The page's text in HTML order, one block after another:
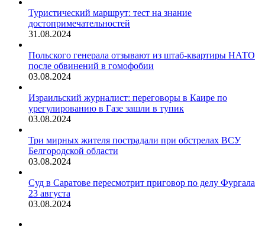
Туристический маршрут: тест на знание
достопримечательностей
31.08.2024
Польского генерала отзывают из штаб-квартиры НАТО
после обвинений в гомофобии
03.08.2024
Израильский журналист: переговоры в Каире по
урегулированию в Газе зашли в тупик
03.08.2024
Три мирных жителя пострадали при обстрелах ВСУ
Белгородской области
03.08.2024
Суд в Саратове пересмотрит приговор по делу Фургала
23 августа
03.08.2024